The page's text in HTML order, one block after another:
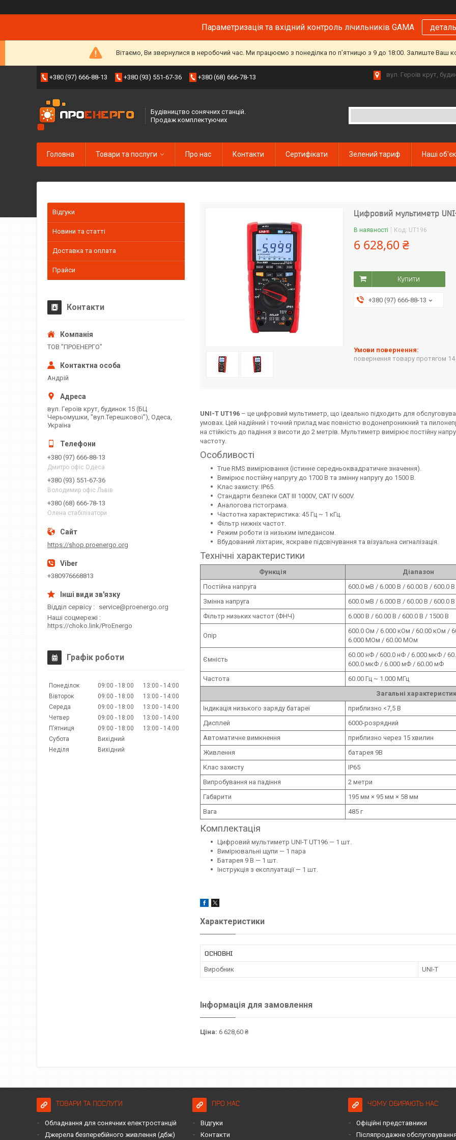
Параметризація та вхідний контроль лічильників GAMA
Вітаємо, Ви звернулися в неробочий час. Ми працюємо з понеділка по пʼятницю з 9 до 18:00. Залиште Ваш
+380 (97) 666-88-13 +380 (93) 551-67-36 +380 (68) 666-78-13 вул. Героїв крут,
Будівництво сонячних станцій.
Продаж комплектуючих
Головна Товари та послуги Про нас Контакти Сертифікати Зелений тариф Наші
Цифровий мультиметр
В наявності Код: UT196
6 628,60 ₴
Купити
+380 (97) 666-88-13
повернення товару протягом
UNI-T UT196 – це цифровий мультиметр, що ідеально підходить для
умовах. Цей надійний і точний прилад має повністю водонепроникний та
на стійкість до падіння з висоти до 2 метрів. Мультиметр вимірює постійну
частоту.
Особливості
True RMS вимірювання (істинне середньоквадратичне значення).
Вимірює постійну напругу до 1700 В та змінну напругу до 1500 В.
Клас захисту: IP65.
Стандарти безпеки CAT III 1000V, CAT IV 600V.
Аналогова гістограма.
Частотна характеристика: 45 Гц ~ 1 кГц.
Фільтр нижніх частот.
Режим роботи із низьким імпедансом.
Вбудований ліхтарик, яскраве підсвічування та візуальна сигналізація.
Технічні характеристики
Функція
Діапазон
Постійна напруга
600.0 мВ / 6.000 В / 60.00 В / 600.0
Змінна напруга
600.0 мВ / 6.000 В / 60.00 В / 600.0
Фільтр низьких частот (ФНЧ)
6.000 В / 60.00 В / 600.0 В / 1500 В
Опір
600.0 Ом / 6.000 кОм / 60.00 кОм /
6.000 МОм / 60.00 МОм
Ємність
60.00 нФ / 600.0 нФ / 6.000 мкФ /
600.0 мкФ / 6.000 мФ / 60.00 мФ
Частота
60.00 Гц ~ 1.000 МГц
Загальні
Індикація низького заряду батареї
приблизно <7,5 В
Дисплей
6000-розрядний
Автоматичне вимкнення
приблизно через 15 хвилин
Живлення
батарея 9В
Клас захисту
IP65
Випробування на падіння
2 метри
Габарити
195 мм × 95 мм × 58 мм
Вага
485 г
Комплектація
Цифровий мультиметр UNI-T UT196 — 1 шт.
Вимірювальні щупи — 1 пара
Батарея 9 В — 1 шт.
Інструкція з експлуатації — 1 шт.
Характеристики
ОСНОВНІ
Виробник UNI-T
Інформація для замовлення
Ціна: 6 628,60 ₴
Відгуки
Новини та статті
Доставка та оплата
Прайси
Контакти
ТОВ "ПРОЕНЕРГО"
Андрій
вул. Героїв крут, будинок 15 (БЦ
Черьомушки, "вул.Терешкової"), Одеса,
Україна
+380 (97) 666-88-13
Дмитро офіс Одеса
+380 (93) 551-67-36
Володимир офіс Львів
+380 (68) 666-78-13
Олена стабілізатори
https://shop.proenergo.org
+380976668813
Відділ сервісу
service@proenergo.org
Наші соцмережі
https://choko.link/ProEnergo
Графік роботи
Понеділок 09:00 18:00 13:00
14:00
Вівторок
09:00 18:00 13:00
14:00
Середа
09:00 18:00 13:00
14:00
Четвер
09:00 18:00 13:00
14:00
Пʼятниця
09:00 18:00 13:00
14:00
Субота
Вихідний
Неділя
Вихідний
ТОВАРИ ТА ПОСЛУГИ
Обладнання для сонячних електростанцій
Джерела безперебійного живлення (дбж)
ПРО НАС
Відгуки
Контакти
ЧОМУ ОБИРАЮТЬ НАС
Офіційні представники
Післяпродажне обслуговування